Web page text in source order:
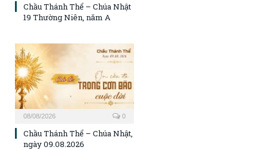
Chầu Thánh Thể – Chúa Nhật
19 Thường Niên, năm A
08/08/2026 0
Chầu Thánh Thể – Chúa Nhật,
ngày 09.08.2026